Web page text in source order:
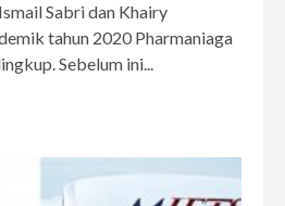
Sabri dan Khairy
tahun 2020 Pharmaniaga
Sebelum ini...